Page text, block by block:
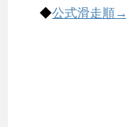
◆公式滑走順→